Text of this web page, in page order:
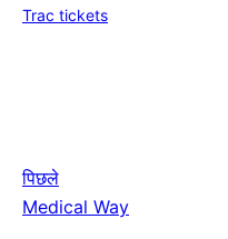
Trac tickets
पिछले
Medical Way